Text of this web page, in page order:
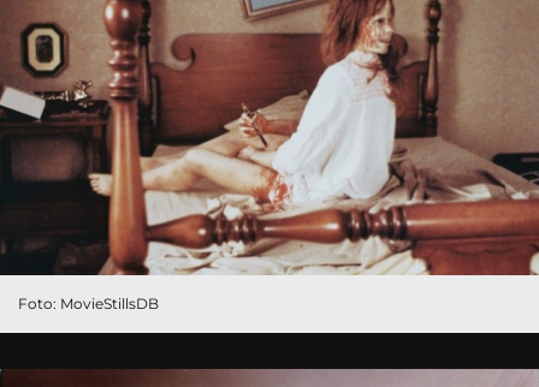
Foto: MovieStillsDB